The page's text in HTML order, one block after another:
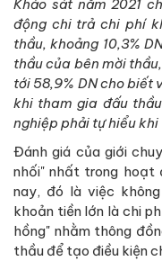
Khảo sát năm 2021
động chi trả chi phí
thầu, khoảng 10,3%
thầu của bên mời
tới 58,9% DN cho biết
khi tham gia đấu
nghiệp phải tự hiểu
Đánh giá của giới
nhối" nhất trong hoạt
nay, đó là việc
khoản tiền lớn là chi
hồng" nhằm thông
thầu để tạo điều kiện